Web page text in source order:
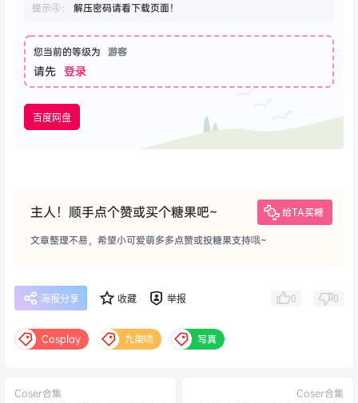
提示④：
解压密码请看下载页面！
您当前的等级为 游客
请先 登录
百度网盘
主人！顺手点个赞或买个糖果吧~ 给TA买糖
文章整理不易，希望小可爱萌多多点赞或投糖果支持哦~
海报分享 收藏 举报 0 0
Cosplay 九柒喵 写真
Coser合集 Coser合集